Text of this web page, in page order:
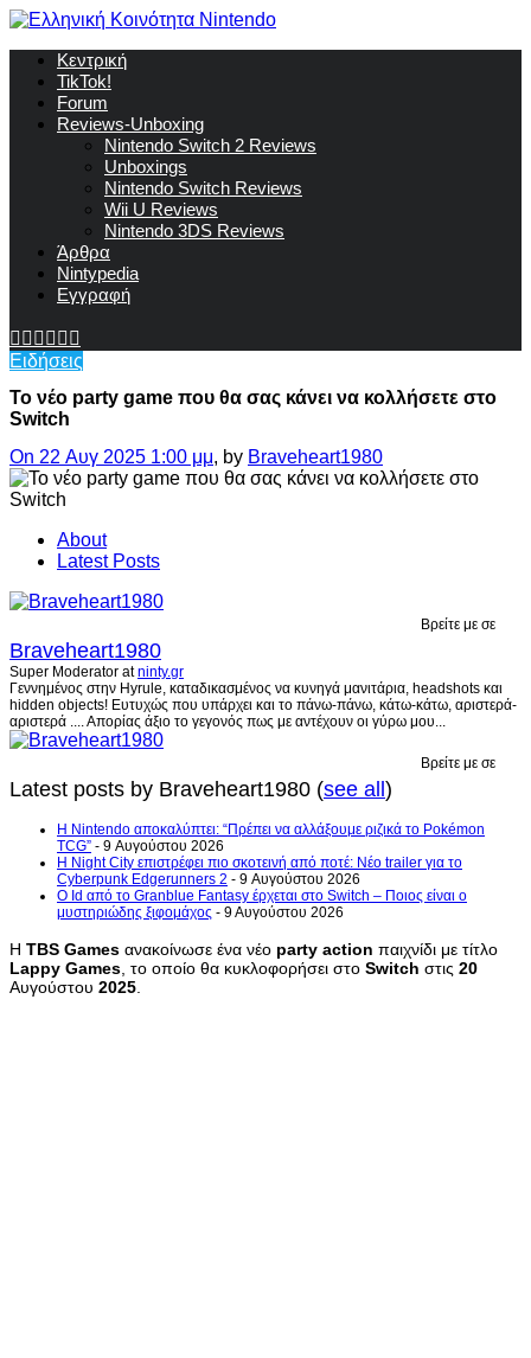
Κεντρική
TikTok!
Forum
Reviews-Unboxing
Nintendo Switch 2 Reviews
Unboxings
Nintendo Switch Reviews
Wii U Reviews
Nintendo 3DS Reviews
Άρθρα
Nintypedia
Εγγραφή
Ειδήσεις
To νέο party game που θα σας κάνει να κολλήσετε στο
Switch
On 22 Αυγ 2025 1:00 μμ, by Braveheart1980
About
Latest Posts
Βρείτε με σε
Braveheart1980
Super Moderator atninty.gr
Γεννημένος στην Hyrule, καταδικασμένος να κυνηγά μανιτάρια, headshots και
hidden objects! Ευτυχώς που υπάρχει και το πάνω-πάνω, κάτω-κάτω, αριστερά-
αριστερά .... Απορίας άξιο το γεγονός πως με αντέχουν οι γύρω μου...
Βρείτε με σε
Latest posts by Braveheart1980 (see all)
Η Nintendo αποκαλύπτει: “Πρέπει να αλλάξουμε ριζικά το Pokémon
TCG” - 9 Αυγούστου 2026
Η Night City επιστρέφει πιο σκοτεινή από ποτέ: Νέο trailer για το
Cyberpunk Edgerunners 2 - 9 Αυγούστου 2026
Ο Id από το Granblue Fantasy έρχεται στο Switch – Ποιος είναι ο
μυστηριώδης ξιφομάχος - 9 Αυγούστου 2026
Η TBS Games ανακοίνωσε ένα νέο party action παιχνίδι με τίτλο
Lappy Games , το οποίο θα κυκλοφορήσει στο Switch στις 20
Αυγούστου 2025